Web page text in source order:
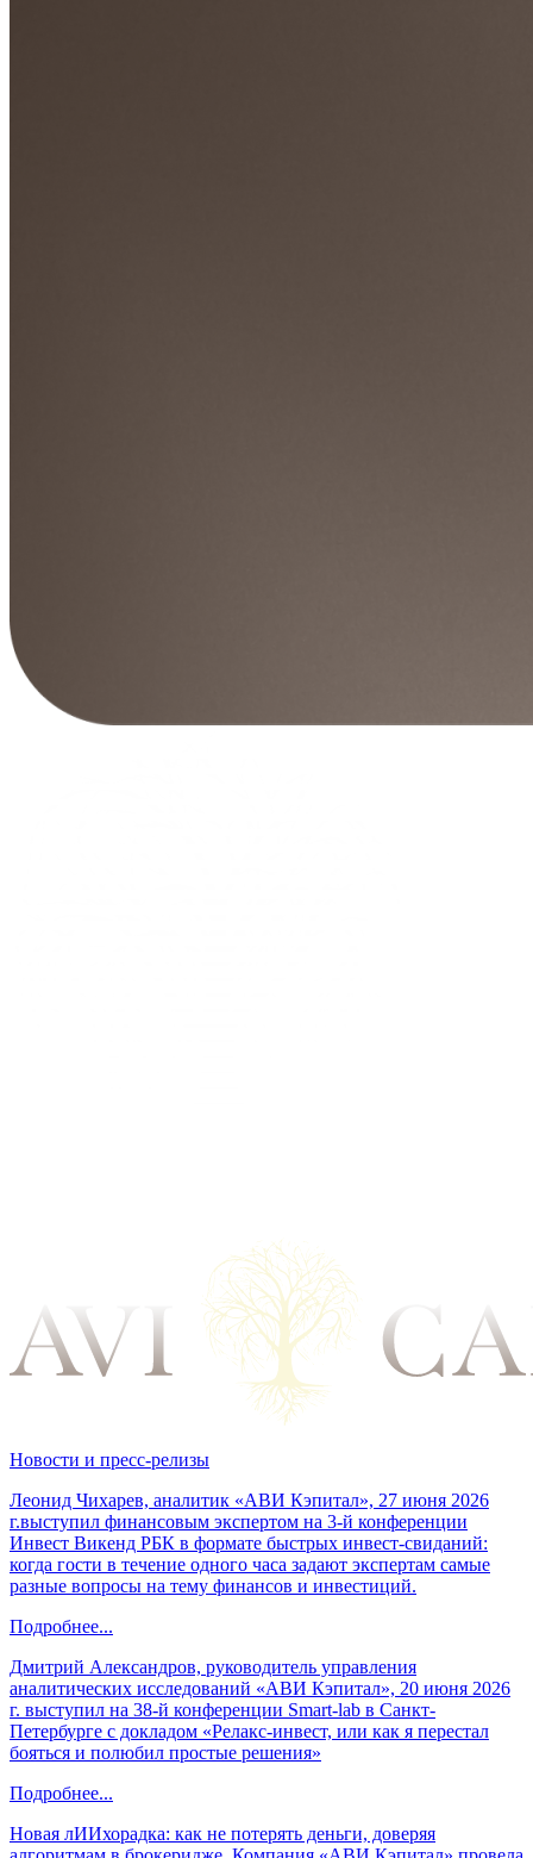
Новости и пресс-релизы
Леонид Чихарев, аналитик «АВИ Кэпитал», 27 июня 2026
г.выступил финансовым экспертом на 3-й конференции
Инвест Викенд РБК в формате быстрых инвест-свиданий:
когда гости в течение одного часа задают экспертам самые
разные вопросы на тему финансов и инвестиций.
Подробнее...
Дмитрий Александров, руководитель управления
аналитических исследований «АВИ Кэпитал», 20 июня 2026
г. выступил на 38-й конференции Smart-lab в Санкт-
Петербурге с докладом «Релакс-инвест, или как я перестал
бояться и полюбил простые решения»
Подробнее...
Новая лИИхорадка: как не потерять деньги, доверяя